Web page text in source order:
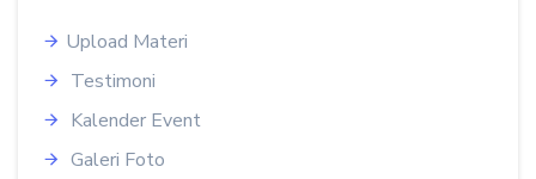
Upload Materi
Testimoni
Kalender Event
Galeri Foto